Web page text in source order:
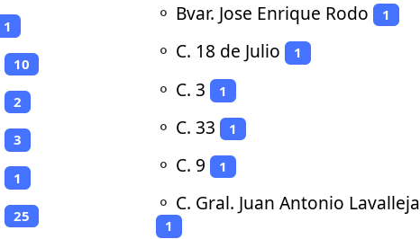
1
10
2
3
1
25
⚬ Bvar. Jose Enrique Rodo 1
⚬ C. 18 de Julio 1
⚬ C. 3 1
⚬ C. 33 1
⚬ C. 9 1
⚬ C. Gral. Juan Antonio Lavalleja
1